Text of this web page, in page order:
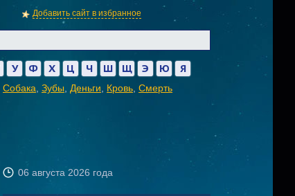
Добавить сайт в избранное
У Ф Х Ц Ч Ш Щ Э Ю Я
Собака Зубы Деньги Кровь Смерть
06 августа 2026 года